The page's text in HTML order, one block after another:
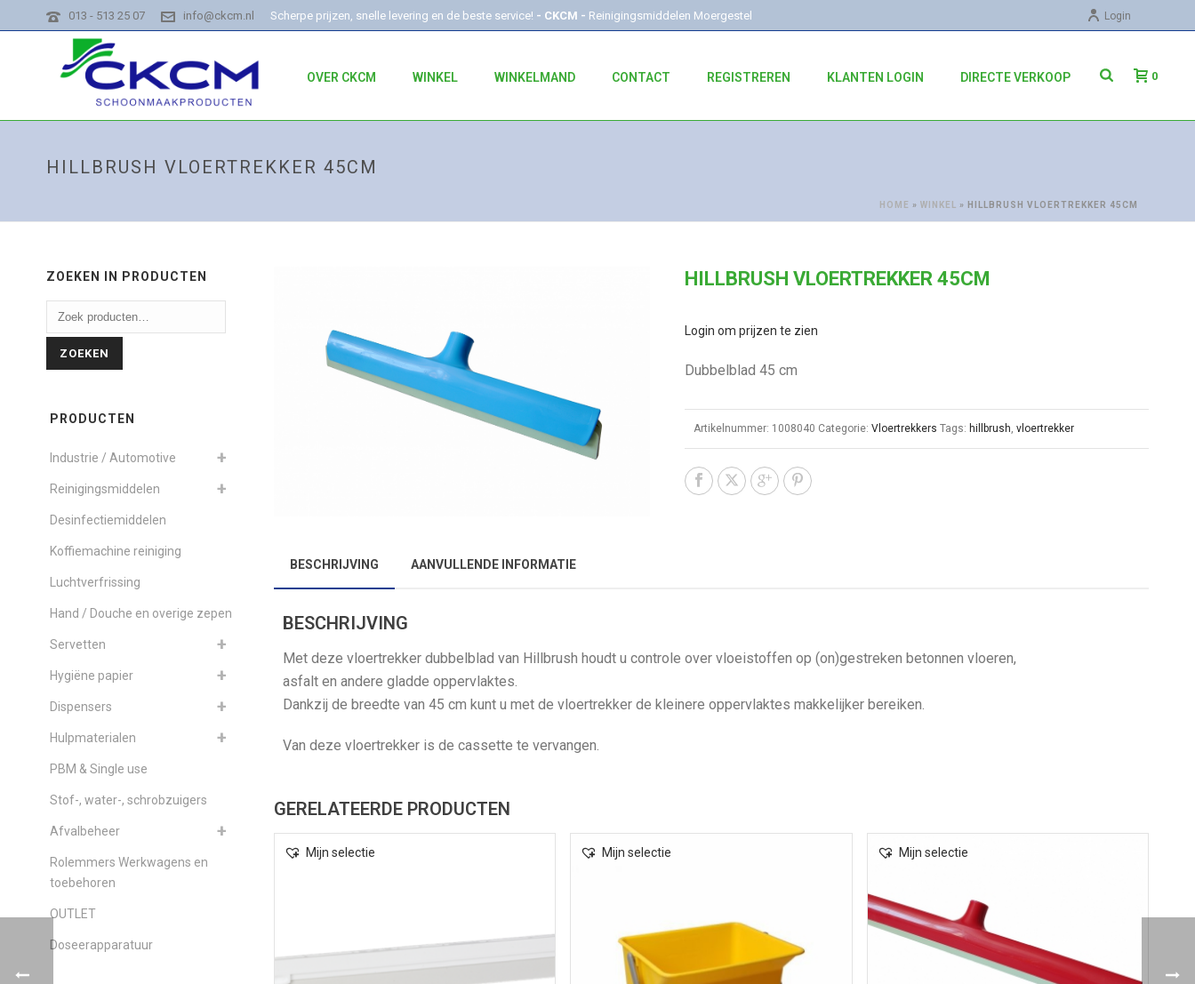
013 - 513 25 07 info@ckcm.nl Scherpe prijzen, snelle levering en de beste service! - CKCM - Reinigingsmiddelen Moergestel Login
OVER CKCM WINKEL WINKELMAND CONTACT REGISTREREN KLANTEN LOGIN DIRECTE VERKOOP 0
HILLBRUSH VLOERTREKKER 45CM
HOME » WINKEL » HILLBRUSH VLOERTREKKER 45CM
HILLBRUSH VLOERTREKKER 45CM
Login om prijzen te zien
Dubbelblad 45 cm
Artikelnummer: 1008040 Categorie:Vloertrekkers Tags: hillbrush,vloertrekker
BESCHRIJVING AANVULLENDE INFORMATIE
BESCHRIJVING
Met deze vloertrekker dubbelblad van Hillbrush houdt u controle over vloeistoffen op (on)gestreken betonnen vloeren,
asfalt en andere gladde oppervlaktes.
Dankzij de breedte van 45 cm kunt u met de vloertrekker de kleinere oppervlaktes makkelijker bereiken.
Van deze vloertrekker is de cassette te vervangen.
GERELATEERDE PRODUCTEN
Mijn selectie Mijn selectie Mijn selectie
ZOEKEN IN PRODUCTEN
ZOEKEN
PRODUCTEN
Industrie / Automotive
Reinigingsmiddelen
Desinfectiemiddelen
Koffiemachine reiniging
Luchtverfrissing
Hand / Douche en overige zepen
Servetten
Hygiëne papier
Dispensers
Hulpmaterialen
PBM & Single use
Stof-, water-, schrobzuigers
Afvalbeheer
Rolemmers Werkwagens en
toebehoren
OUTLET
Doseerapparatuur